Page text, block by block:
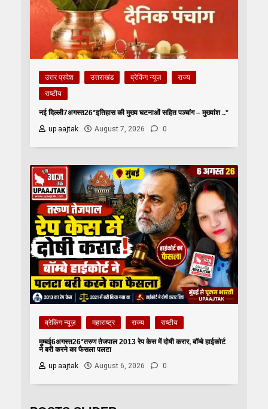
उत्तर प्रदेश उत्तराखंड ब्रेकिंग न्यूज़
राज्य
राष्टीय
नई दिल्ली7अगस्त26*इतिहास की मुख्य घटनाओं सहित पञ्चांग – मुख्यांश ..*
up aajtak
August 7, 2026 0
ब्रेकिंग न्यूज़ महाराष्ट्र राज्य राष्टीय
मुम्बई6अगस्त26*तरुण तेजपाल 2013 रेप केस में दोषी करार, बॉम्बे हाईकोर्ट
ने बरी करने का फैसला पलटा
up aajtak
August 6, 2026 0